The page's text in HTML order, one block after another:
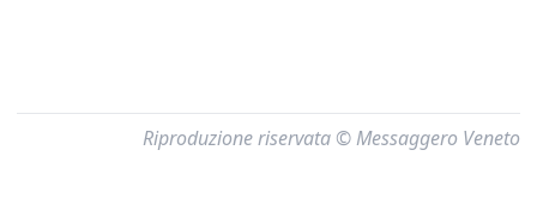
Riproduzione riservata © Messaggero Veneto